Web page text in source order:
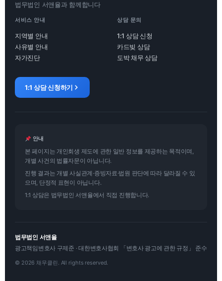
법무법인 서앤율과 함께합니다
서비스 안내
지역별 안내
사유별 안내
자가진단
상담 문의
1:1 상담 신청
카드빚 상담
도박 채무 상담
1:1 상담 신청하기
안내
본 페이지는 개인회생 제도에 관한 일반 정보를 제공하는 목적이며,
개별 사건의 법률자문이 아닙니다.
진행 결과는 개별 사실관계·증빙자료·법원 판단에 따라 달라질 수 있
으며, 단정적 표현이 아닙니다.
1:1 상담은 법무법인 서앤율에서 직접 진행합니다.
법무법인 서앤율
광고책임변호사 구제준 · 대한변호사협회 「변호사 광고에 관한 규정」 준수
© 2026 채무클린. All rights reserved.